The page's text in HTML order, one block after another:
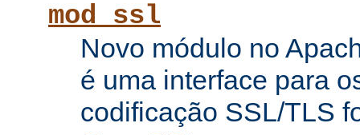
mod_ssl
Novo módulo no
é uma interface para
codificação SSL/TLS